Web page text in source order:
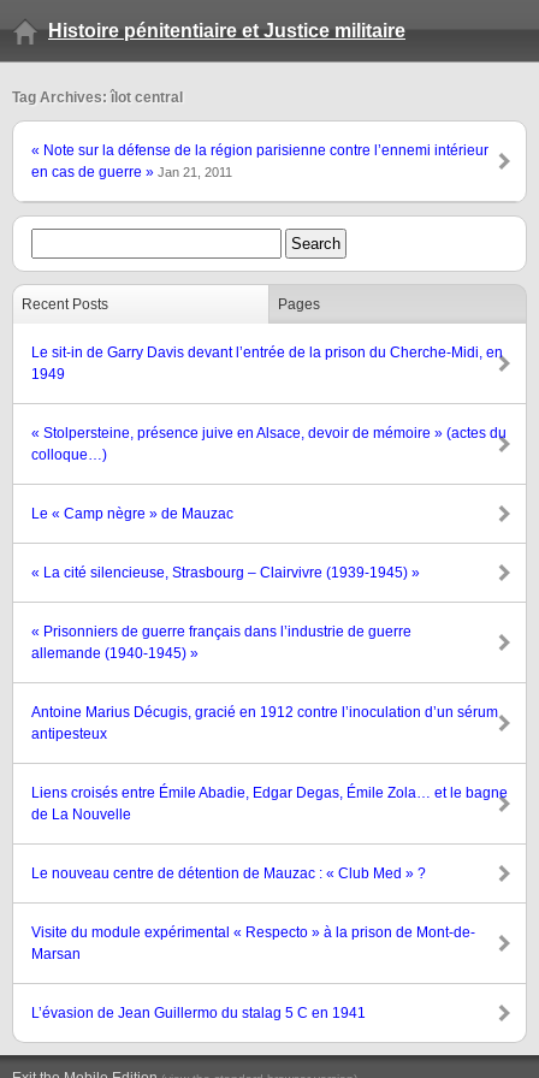
Histoire pénitentiaire et Justice militaire
Tag Archives: îlot central
« Note sur la défense de la région parisienne contre l’ennemi intérieur
en cas de guerre » Jan 21, 2011
Recent Posts Pages
Le sit-in de Garry Davis devant l’entrée de la prison du Cherche-Midi, en
1949
« Stolpersteine, présence juive en Alsace, devoir de mémoire » (actes du
colloque…)
Le « Camp nègre » de Mauzac
« La cité silencieuse, Strasbourg – Clairvivre (1939-1945) »
« Prisonniers de guerre français dans l’industrie de guerre
allemande (1940-1945) »
Antoine Marius Décugis, gracié en 1912 contre l’inoculation d’un sérum
antipesteux
Liens croisés entre Émile Abadie, Edgar Degas, Émile Zola… et le bagne
de La Nouvelle
Le nouveau centre de détention de Mauzac : « Club Med » ?
Visite du module expérimental « Respecto » à la prison de Mont-de-
Marsan
L’évasion de Jean Guillermo du stalag 5 C en 1941